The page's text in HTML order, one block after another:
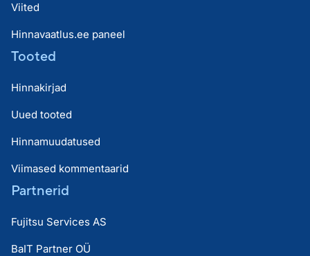
Viited
Hinnavaatlus.ee paneel
Tooted
Hinnakirjad
Uued tooted
Hinnamuudatused
Viimased kommentaarid
Partnerid
Fujitsu Services AS
BaIT Partner OÜ